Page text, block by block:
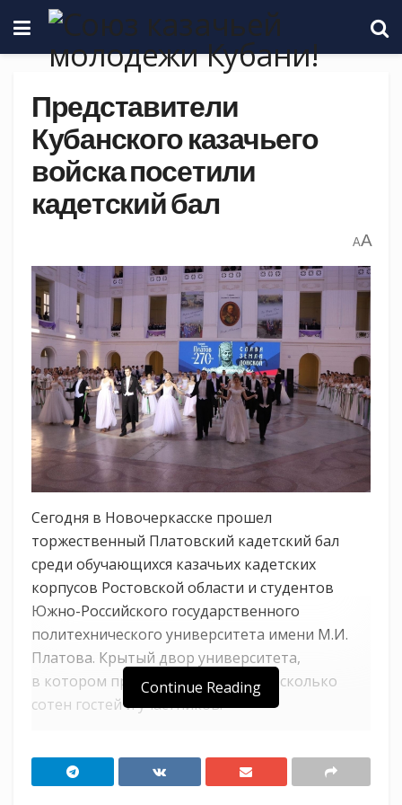
Представители
Кубанского казачьего
войска посетили
кадетский бал
AA
Сегодня в Новочеркасске прошел
торжественный Платовский кадетский бал
среди обучающихся казачьих кадетских
корпусов Ростовской области и студентов
Южно-Российского государственного
политехнического университета имени М.И.
Платова. Крытый двор университета,
в котором проходил бал собрал несколько
сотен гостей и участников.
заместитель атамана Кубанского казачьего
войска Максим Медянников, председатель
Continue Reading